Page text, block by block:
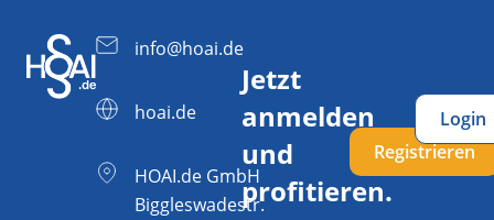
info@hoai.de
hoai.de
HOAI.de GmbH
Biggleswadestr.
Jetzt
anmelden
und
profitieren.
Registrieren
Login